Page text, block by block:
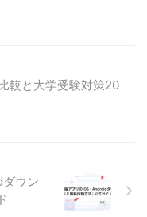
較と大学受験対策20
ウン